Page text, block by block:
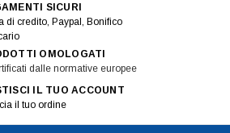
SICURI
di credito, Paypal, Bonifico
OMOLOGATI
dalle normative europee
IL TUO ACCOUNT
il tuo ordine